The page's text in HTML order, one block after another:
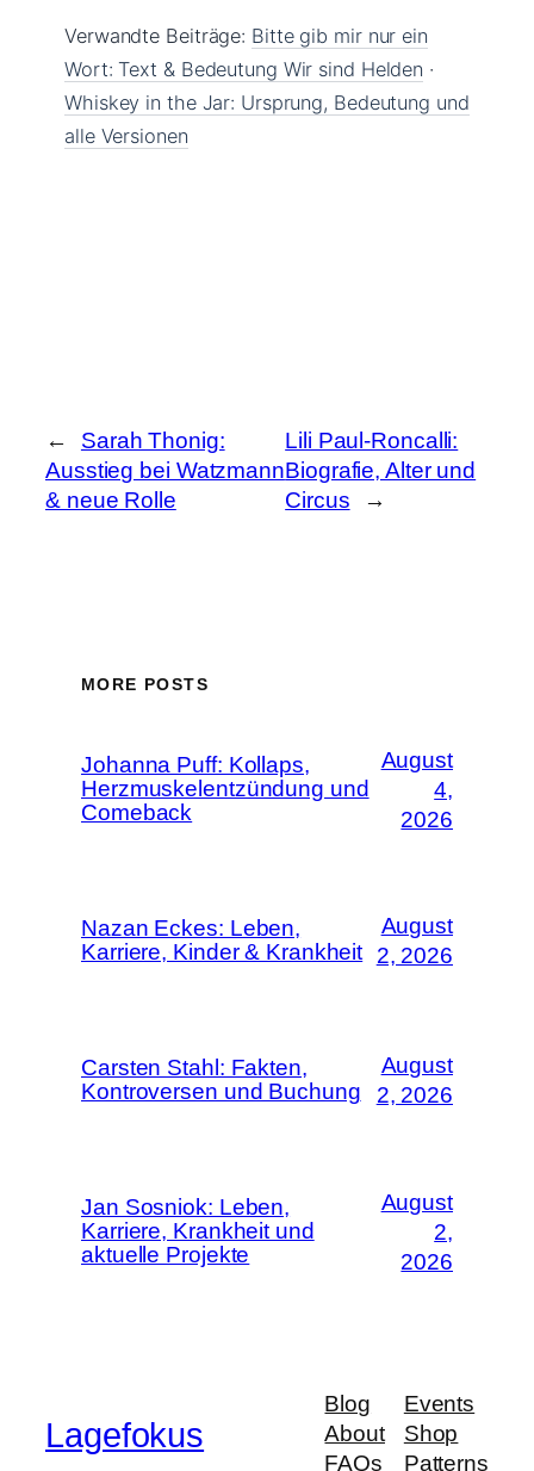
Verwandte Beiträge: Bitte gib mir nur ein
Wort: Text & Bedeutung Wir sind Helden ·
Whiskey in the Jar: Ursprung, Bedeutung und
alle Versionen
←
Sarah Thonig:
Ausstieg bei Watzmann
& neue Rolle
Lili Paul-Roncalli:
Biografie, Alter und
Circus
→
MORE POSTS
Johanna Puff: Kollaps,
Herzmuskelentzündung und
Comeback
August
4,
2026
Nazan Eckes: Leben,
Karriere, Kinder & Krankheit
August
2, 2026
Carsten Stahl: Fakten,
Kontroversen und Buchung
August
2, 2026
Jan Sosniok: Leben,
Karriere, Krankheit und
aktuelle Projekte
August
2,
2026
Lagefokus
Blog
About
FAQs
Events
Shop
Patterns